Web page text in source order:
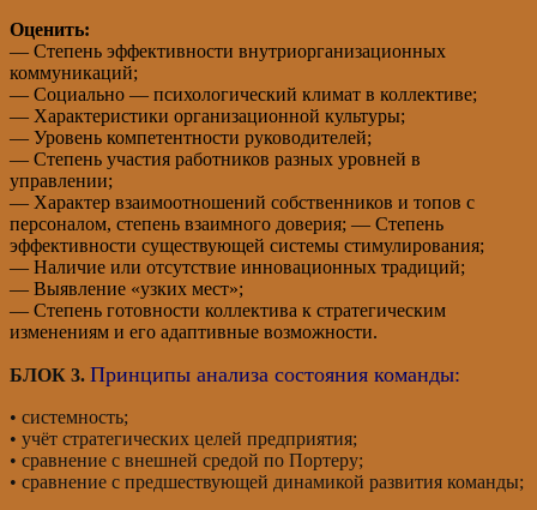
Оценить:
— Степень эффективности внутриорганизационных
коммуникаций;
— Социально — психологический климат в коллективе;
— Характеристики организационной культуры;
— Уровень компетентности руководителей;
— Степень участия работников разных уровней в
управлении;
— Характер взаимоотношений собственников и топов с
персоналом, степень взаимного доверия; — Степень
эффективности существующей системы стимулирования;
— Наличие или отсутствие инновационных традиций;
— Выявление «узких мест»;
— Степень готовности коллектива к стратегическим
изменениям и его адаптивные возможности.
БЛОК 3. Принципы анализа состояния команды:
• системность;
• учёт стратегических целей предприятия;
• сравнение с внешней средой по Портеру;
• сравнение с предшествующей динамикой развития команды;